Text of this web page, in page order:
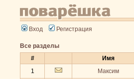
Вход Регистрация
Все разделы
#
Имя
1
Максим